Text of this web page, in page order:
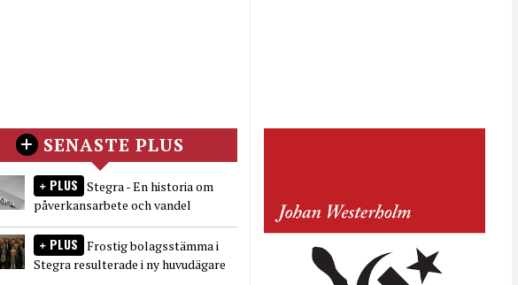
SENASTE PLUS
PLUS Stegra - En historia om
påverkansarbete och vandel
PLUS Frostig bolagsstämma i
Stegra resulterade i ny huvudägare